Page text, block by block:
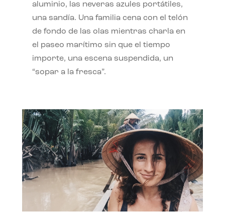
aluminio, las neveras azules portátiles,
una sandía. Una familia cena con el telón
de fondo de las olas mientras charla en
el paseo marítimo sin que el tiempo
importe, una escena suspendida, un
“sopar a la fresca”.